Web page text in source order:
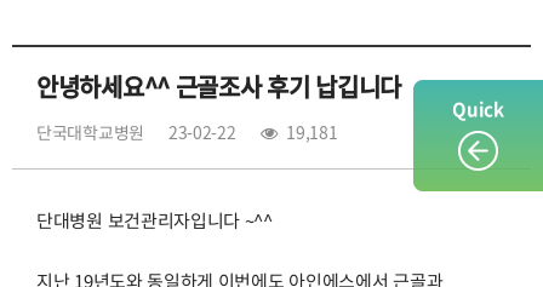
안녕하세요^^ 근골조사 후기 납깁니다
단국대학교병원 23-02-22 19,181
단대병원 보건관리자입니다 ~^^
지난 19년도와 동일하게 이번에도 아인에스에서 근골과
Quick